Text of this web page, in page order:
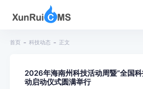
首页 科技动态 正文
2026年海南州科技活动周暨“全国
动启动仪式圆满举行